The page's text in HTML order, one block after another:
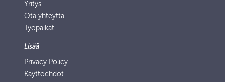
Yritys
Ota yhteyttä
Työpaikat
Lisää
Privacy Policy
Käyttöehdot